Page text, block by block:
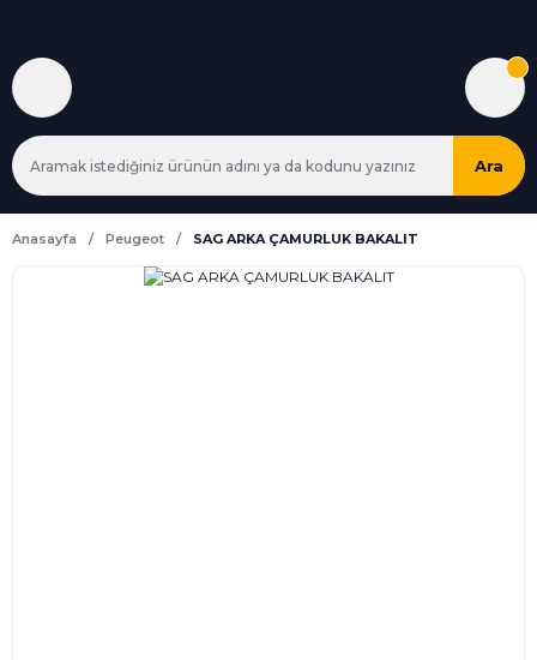
Ara
Anasayfa Peugeot SAG ARKA ÇAMURLUK BAKALIT